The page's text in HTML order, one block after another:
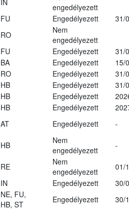
IN
engedélyezett
FU Engedélyezett
31/
RO
Nem
engedélyezett
FU Engedélyezett
31/
BA Engedélyezett
15/
RO Engedélyezett
31/
HB Engedélyezett
31/
HB Engedélyezett
HB Engedélyezett
AT Engedélyezett -
HB
Nem
engedélyezett
-
RE
Nem
engedélyezett
01/
IN Engedélyezett
30/
NE, FU,
HB, ST
Engedélyezett
30/